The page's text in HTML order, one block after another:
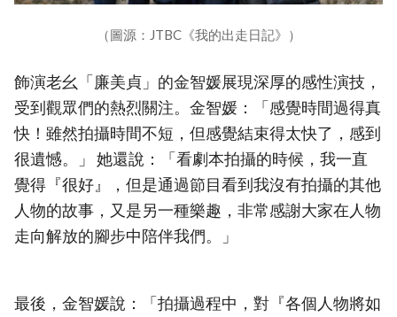
（圖源：JTBC《我的出走日記》）
飾演老幺「廉美貞」的金智媛展現深厚的感性演技，
受到觀眾們的熱烈關注。金智媛：「感覺時間過得真
快！雖然拍攝時間不短，但感覺結束得太快了，感到
很遺憾。」 她還說：「看劇本拍攝的時候，我一直
覺得『很好』，但是通過節目看到我沒有拍攝的其他
人物的故事，又是另一種樂趣，非常感謝大家在人物
走向解放的腳步中陪伴我們。」
最後，金智媛說：「拍攝過程中，對『各個人物將如